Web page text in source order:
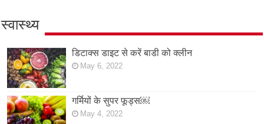
स्वास्थ्य
डिटाक्स डाइट से करें बाडी को क्लीन
May 6, 2022
गर्मियों के सुपर फूड्स￼
May 4, 2022